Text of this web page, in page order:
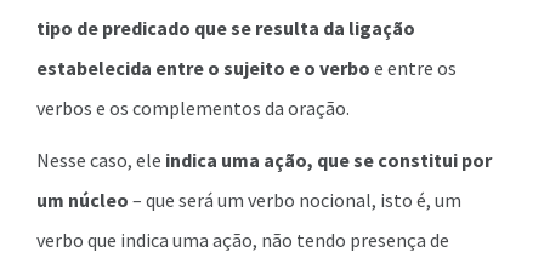
tipo de predicado que se resulta da ligação
estabelecida entre o sujeito e o verbo e entre os
verbos e os complementos da oração.
Nesse caso, ele indica uma ação, que se constitui por
um núcleo – que será um verbo nocional, isto é, um
verbo que indica uma ação, não tendo presença de